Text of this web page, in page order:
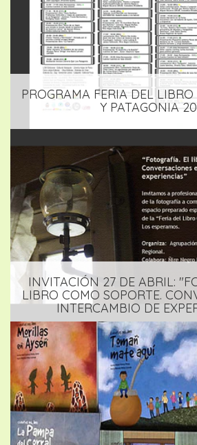
PROGRAMA FERIA DEL
Y PATAGONIA
INVITACIÓN 27 DE ABRIL:
LIBRO COMO SOPORTE.
INTERCAMBIO DE